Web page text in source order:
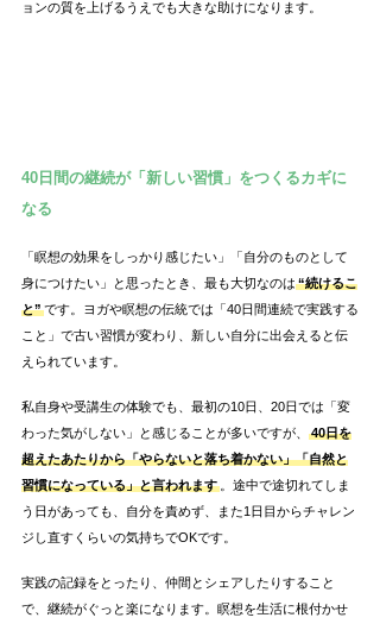
ョンの質を上げるうえでも大きな助けになります。
40日間の継続が「新しい習慣」をつくるカギに
なる
「瞑想の効果をしっかり感じたい」「自分のものとして
身につけたい」と思ったとき、最も大切なのは “続けるこ
と”です。ヨガや瞑想の伝統では「40日間連続で実践する
こと」で古い習慣が変わり、新しい自分に出会えると伝
えられています。
私自身や受講生の体験でも、最初の10日、20日では「変
わった気がしない」と感じることが多いですが、
40日を
超えたあたりから「やらないと落ち着かない」「自然と
習慣になっている」と言われます 。途中で途切れてしま
う日があっても、自分を責めず、また1日目からチャレン
ジし直すくらいの気持ちでOKです。
実践の記録をとったり、仲間とシェアしたりすること
で、継続がぐっと楽になります。瞑想を生活に根付かせ